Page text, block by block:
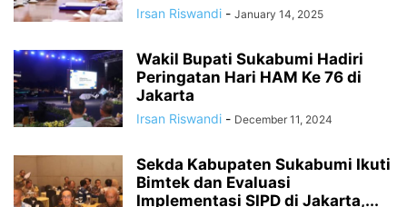
Irsan Riswandi - January 14, 2025
Wakil Bupati Sukabumi Hadiri
Peringatan Hari HAM Ke 76 di
Jakarta
Irsan Riswandi - December 11, 2024
Sekda Kabupaten Sukabumi Ikuti
Bimtek dan Evaluasi
Implementasi SIPD di Jakarta,...